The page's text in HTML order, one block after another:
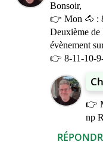
Bonsoir,
👉 Mon 🐴 :
Deuxième de
évènement
👉 8-11-10-
👉
np